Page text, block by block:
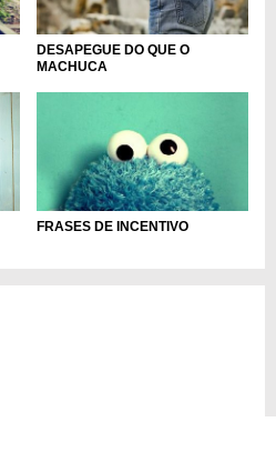
DESAPEGUE DO QUE O
MACHUCA
FRASES DE INCENTIVO